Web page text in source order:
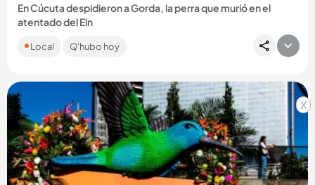
x
En Cúcuta despidieron a Gorda, la perra que murió en el
atentado del Eln
Un carro bomba explotó el 1.º de agosto en inmediaciones
del Comando de Policía de Norte de Santander. Gorda, la
Local Q'hubo hoy
Compartir Noticia